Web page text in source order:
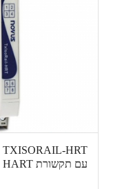
עם תקשורת HART ויציאה 4-20mA